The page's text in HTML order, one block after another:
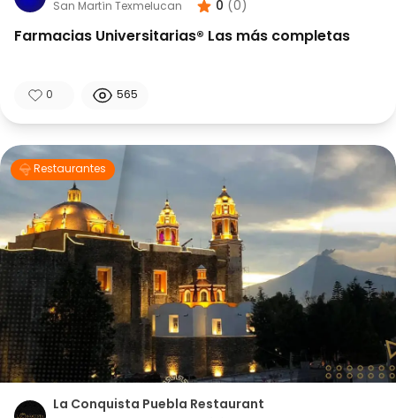
San Martín Texmelucan 0 ( 0 )
Farmacias Universitarias® Las más completas
0 565
Restaurantes
La Conquista Puebla Restaurant